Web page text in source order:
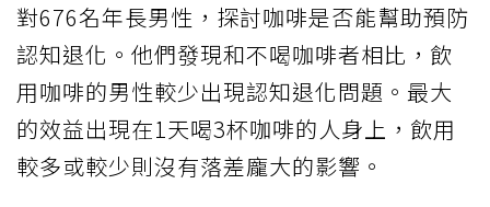
對676名年長男性，探討咖啡是否能幫助預防
認知退化。他們發現和不喝咖啡者相比，飲
用咖啡的男性較少出現認知退化問題。最大
的效益出現在1天喝3杯咖啡的人身上，飲用
較多或較少則沒有落差龐大的影響。